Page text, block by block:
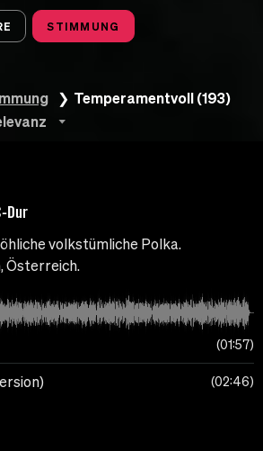
STIMMUNG
Temperamentvoll (193)
Dur
volkstümliche Polka.
Österreich.
01:57
02:46